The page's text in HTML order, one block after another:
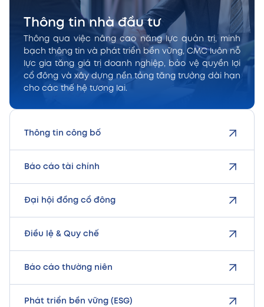
Thông tin nhà đầu tư
Thông qua việc nâng cao năng lực quản trị, minh
bạch thông tin và phát triển bền vững, CMC luôn nỗ
lực gia tăng giá trị doanh nghiệp, bảo vệ quyền lợi
cổ đông và xây dựng nền tảng tăng trưởng dài hạn
cho các thế hệ tương lai.
Thông tin công bố
Báo cáo tài chính
Đại hội đồng cổ đông
Điều lệ & Quy chế
Báo cáo thường niên
Phát triển bền vững (ESG)